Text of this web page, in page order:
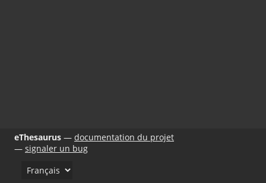
eThesaurus
documentation du projet
signaler un bug